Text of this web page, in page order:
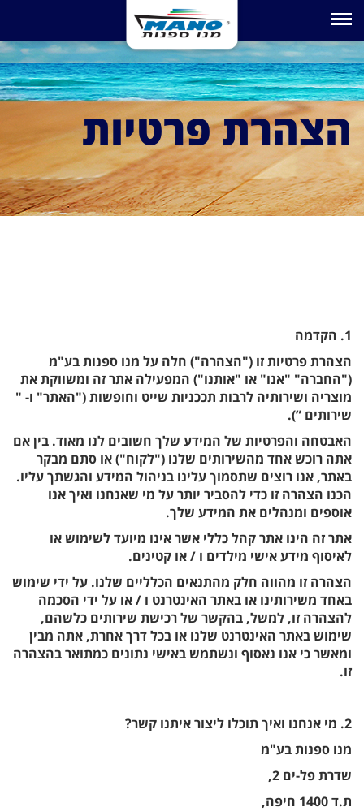
Toggle navigation
הצהרת פרטיות
1. הקדמה
הצהרת פרטיות זו ("הצהרה") חלה על מנו ספנות בע"מ
("החברה" "אנו" או "אותנו") המפעילה אתר זה ומשווקת את
מוצריה ושירותיה לרבות תככניות שייט וחופשות ("האתר" ו- "
שירותים ”).
האבטחה והפרטיות של המידע שלך חשובים לנו מאוד. בין אם
אתה רוכש אחד מהשירותים שלנו ("לקוח") או סתם מבקר
באתר, אנו רוצים שתסמוך עלינו בניהול המידע והגשתך עליו.
הכנו הצהרה זו כדי להסביר יותר על מי שאנחנו ואיך אנו
אוספים ומנהלים את המידע שלך.
אתר זה הינו אתר קהל כללי אשר אינו מיועד לשימוש או
לאיסוף מידע אישי מילדים ו / או קטינים.
הצהרה זו מהווה חלק מהתנאים הכלליים שלנו. על ידי שימוש
באחד משירותינו או באתר האינטרנט ו / או על ידי הסכמה
להצהרה זו, למשל, בהקשר של רכישת שירותים כלשהם,
שימוש באתר האינטרנט שלנו או בכל דרך אחרת, אתה מבין
ומאשר כי אנו נאסוף ונשתמש באישי נתונים כמתואר בהצהרה
זו.
2. מי אנחנו ואיך תוכלו ליצור איתנו קשר?
מנו ספנות בע"מ
שדרת פל-ים 2,
ת.ד 1400 חיפה,